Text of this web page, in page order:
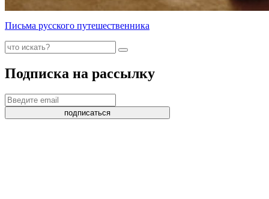
Письма русского путешественника
Подписка на рассылку
подписаться